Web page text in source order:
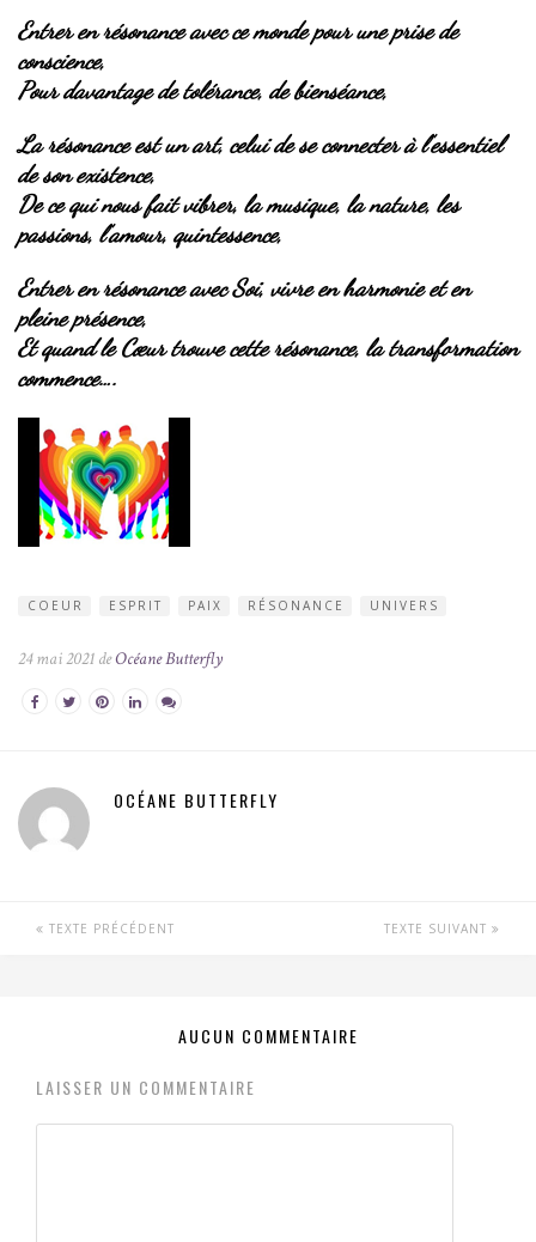
Entrer en résonance avec ce monde pour une prise de
conscience,
Pour davantage de tolérance, de bienséance,
La résonance est un art, celui de se connecter à l’essentiel
de son existence,
De ce qui nous fait vibrer, la musique, la nature, les
passions, l’amour, quintessence,
Entrer en résonance avec Soi, vivre en harmonie et en
pleine présence,
Et quand le Cœur trouve cette résonance, la transformation
commence….
COEUR ESPRIT PAIX RÉSONANCE UNIVERS
24 mai 2021 deOcéane Butterfly
OCÉANE BUTTERFLY
TEXTE PRÉCÉDENT TEXTE SUIVANT
AUCUN COMMENTAIRE
LAISSER UN COMMENTAIRE